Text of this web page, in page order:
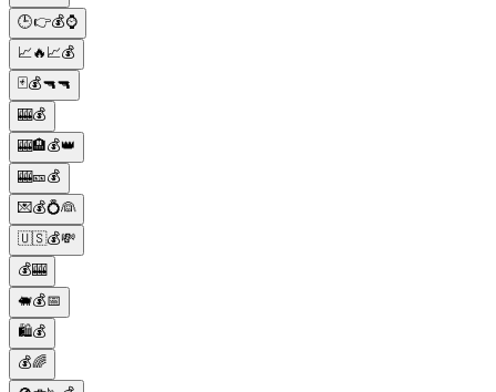
🕒👉💰⌚
📈🔥📈💰
🃏💰🔫🔫
🎰💰
🎰🏨💰👑
🎰🎫💰
💌💰💍👰
🇺🇸💰💸
💰🎰
🐖💰📅
🛍️💰
💰🌈